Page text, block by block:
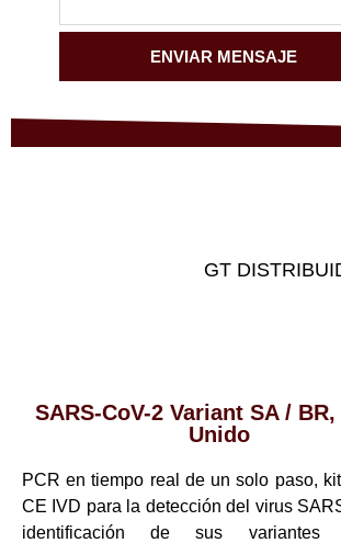
ENVIAR MENSAJE
GT
SARS-CoV-2 Variant SA /
Unido
PCR en tiempo real de un solo paso,
CE IVD para la detección del virus
identificación de sus variantes